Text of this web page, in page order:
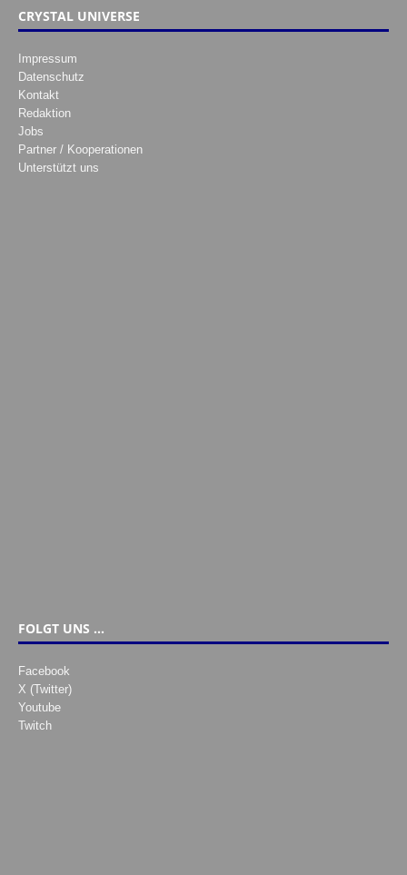
CRYSTAL UNIVERSE
Impressum
Datenschutz
Kontakt
Redaktion
Jobs
Partner / Kooperationen
Unterstützt uns
FOLGT UNS …
Facebook
X (Twitter)
Youtube
Twitch